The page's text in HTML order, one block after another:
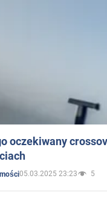
oczekiwany
05.03.2025 23:23 5